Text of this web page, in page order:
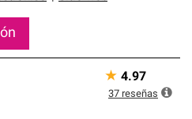
★ 4.97
37 reseñas